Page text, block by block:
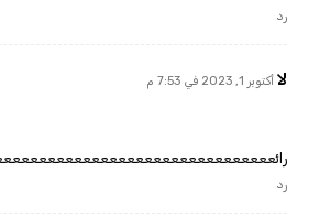
رد
لا أكتوبر 1, 2023 في 7:53 م
رد